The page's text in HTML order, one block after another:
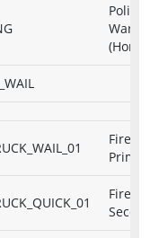
Police
(Horn)
Firetruk
Primary
Firetruk